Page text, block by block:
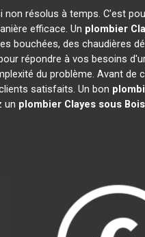
résolus à temps. C'est
efficace. Un plombier
bouchées, des chaudières
répondre à vos besoins
du problème. Avant de
satisfaits. Un bon
un plombier Clayes sous Bois